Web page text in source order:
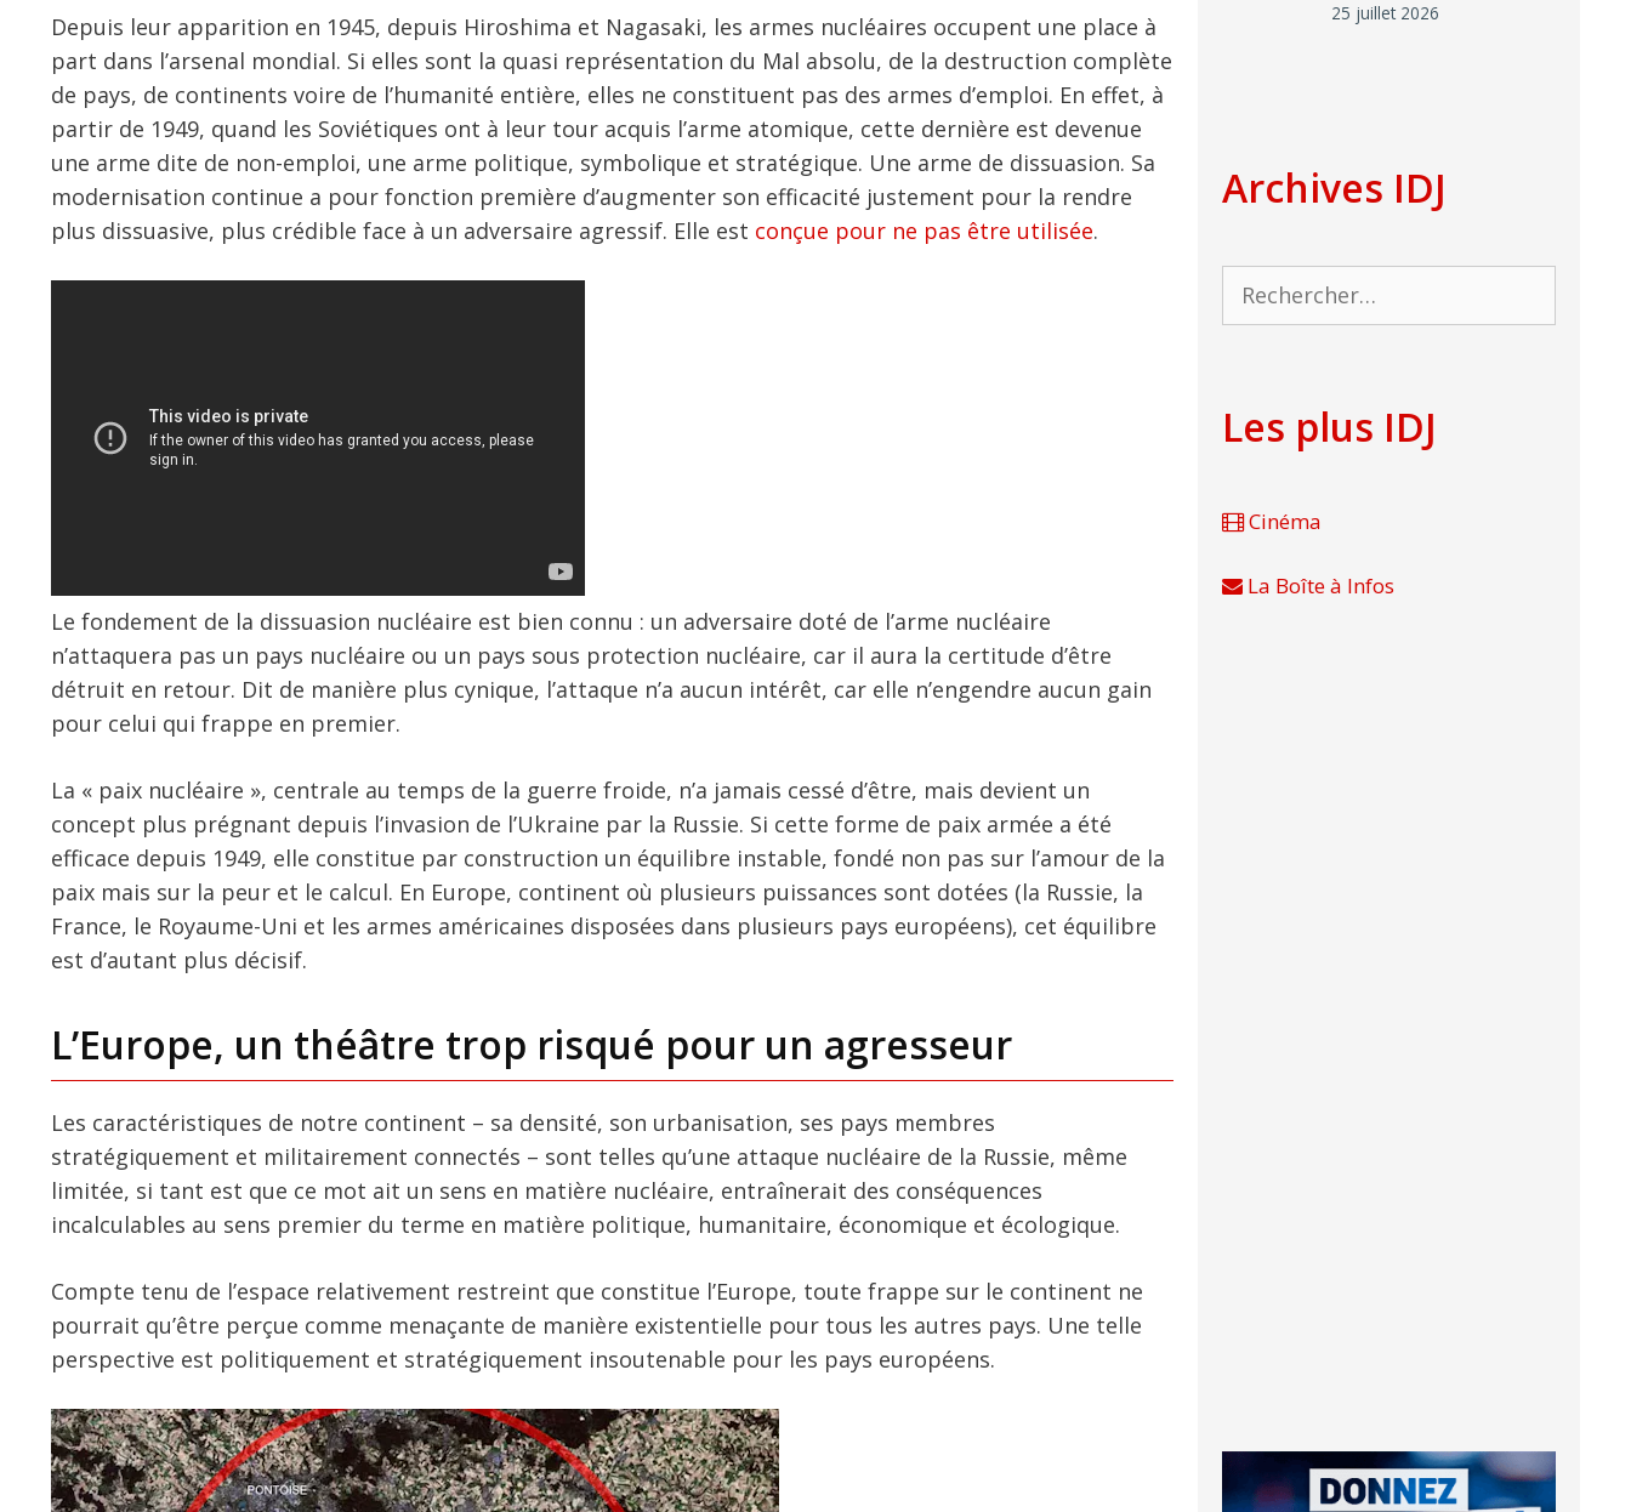
Depuis leur apparition en 1945, depuis Hiroshima et Nagasaki, les armes nucléaires occupent une place à
part dans l’arsenal mondial. Si elles sont la quasi représentation du Mal absolu, de la destruction complète
de pays, de continents voire de l’humanité entière, elles ne constituent pas des armes d’emploi. En effet, à
partir de 1949, quand les Soviétiques ont à leur tour acquis l’arme atomique, cette dernière est devenue
une arme dite de non-emploi, une arme politique, symbolique et stratégique. Une arme de dissuasion. Sa
modernisation continue a pour fonction première d’augmenter son efficacité justement pour la rendre
plus dissuasive, plus crédible face à un adversaire agressif. Elle est conçue pour ne pas être utilisée.
Le fondement de la dissuasion nucléaire est bien connu : un adversaire doté de l’arme nucléaire
n’attaquera pas un pays nucléaire ou un pays sous protection nucléaire, car il aura la certitude d’être
détruit en retour. Dit de manière plus cynique, l’attaque n’a aucun intérêt, car elle n’engendre aucun gain
pour celui qui frappe en premier.
La « paix nucléaire », centrale au temps de la guerre froide, n’a jamais cessé d’être, mais devient un
concept plus prégnant depuis l’invasion de l’Ukraine par la Russie. Si cette forme de paix armée a été
efficace depuis 1949, elle constitue par construction un équilibre instable, fondé non pas sur l’amour de la
paix mais sur la peur et le calcul. En Europe, continent où plusieurs puissances sont dotées (la Russie, la
France, le Royaume-Uni et les armes américaines disposées dans plusieurs pays européens), cet équilibre
est d’autant plus décisif.
L’Europe, un théâtre trop risqué pour un agresseur
Les caractéristiques de notre continent – sa densité, son urbanisation, ses pays membres
stratégiquement et militairement connectés – sont telles qu’une attaque nucléaire de la Russie, même
limitée, si tant est que ce mot ait un sens en matière nucléaire, entraînerait des conséquences
incalculables au sens premier du terme en matière politique, humanitaire, économique et écologique.
Compte tenu de l’espace relativement restreint que constitue l’Europe, toute frappe sur le continent ne
pourrait qu’être perçue comme menaçante de manière existentielle pour tous les autres pays. Une telle
perspective est politiquement et stratégiquement insoutenable pour les pays européens.
25 juillet 2026
Archives IDJ
Rechercher :
Les plus IDJ
Cinéma
La Boîte à Infos